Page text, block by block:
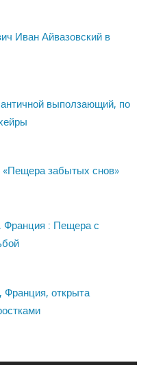
Иван Айвазовский в
выползающий, по
забытых снов»
Франция : Пещера с
Франция, открыта